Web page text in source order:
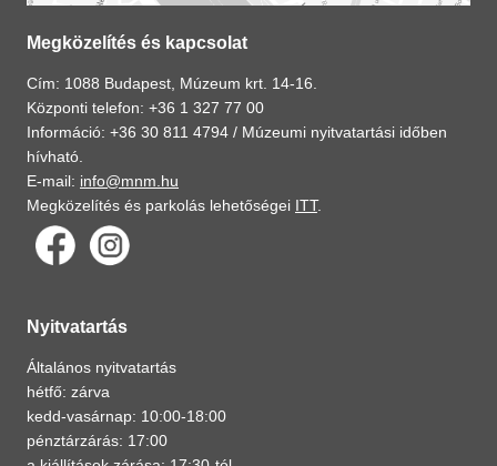
Megközelítés és kapcsolat
Cím: 1088 Budapest, Múzeum krt. 14-16.
Központi telefon: +36 1 327 77 00
Információ: +36 30 811 4794 / Múzeumi nyitvatartási időben
hívható.
E-mail: info@mnm.hu
Megközelítés és parkolás lehetőségei ITT.
Nyitvatartás
Általános nyitvatartás
hétfő: zárva
kedd-vasárnap: 10:00-18:00
pénztárzárás: 17:00